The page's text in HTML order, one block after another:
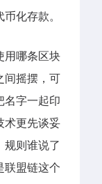
化存款。
用哪条区块
间摇摆，可
名字一起印
术更先谈妥
规则谁说了
联盟链这个